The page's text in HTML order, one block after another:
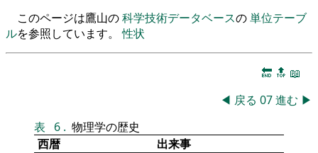
このページは鷹山の科学技術データベースの単位テーブ
ルを参照しています。性状
🔚 🔝 📖
◀ 戻る 07進む ▶
表
6 . 物理学の歴史
西暦
出来事